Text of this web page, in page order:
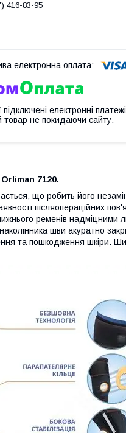
416-83-95
підключені електронні
товар не покидаючи сайту.
7120.
що робить його
післяопераційних
ременів надміцними
шви акуратно
та пошкодження шкіри.